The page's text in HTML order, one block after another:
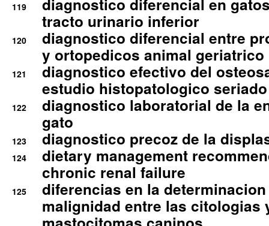
119
diagnostico diferencial en
tracto urinario inferior
120
diagnostico diferencial entre
y ortopedicos animal geriatrico
121
diagnostico efectivo del
estudio histopatologico seriado
122
diagnostico laboratorial de la
gato
123 diagnostico precoz de la
124
dietary management
chronic renal failure
125
diferencias en la
malignidad entre las citologias